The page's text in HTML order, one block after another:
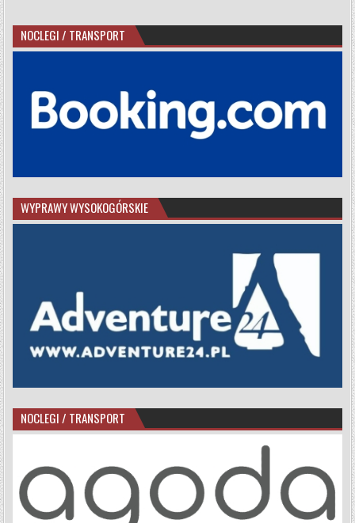
NOCLEGI / TRANSPORT
WYPRAWY WYSOKOGÓRSKIE
NOCLEGI / TRANSPORT